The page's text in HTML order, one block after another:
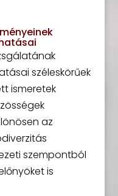
széleskörűek
ismeretek
az
szempontból
is